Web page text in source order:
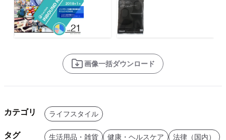
画像一括ダウンロード
カテゴリ ライフスタイル
タグ 生活用品・雑貨 健康・ヘルスケア 法律（国内）